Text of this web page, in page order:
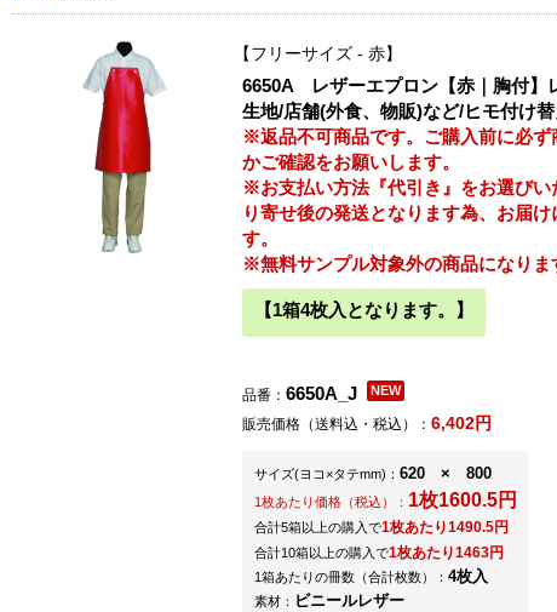
フリーサイズ - 赤
6650A レザーエプロン【赤｜胸付】
生地/店舗(外食、物販)など/ヒモ付け
※返品不可商品です。ご購入前に必ず
かご確認をお願いします。
※お支払い方法『代引き』をお選びい
り寄せ後の発送となります為、お届
す。
※無料サンプル対象外の商品になりま
【1箱4枚入となります。】
品番： 6650A_J
販売価格（送料込・税込）： 6,402円
サイズ(ヨコ×タテmm) ： 620 × 800
1枚あたり価格（税込）： 1枚1600.5円
合計5箱以上の購入で1枚あたり1490.5円
合計10箱以上の購入で1枚あたり1463円
1箱あたりの冊数（合計枚数）： 4枚入
素材： ビニールレザー